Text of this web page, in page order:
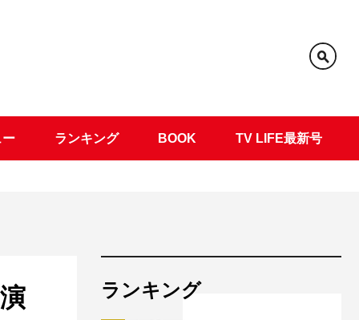
ー ランキング BOOK TV LIFE最新号
ランキング